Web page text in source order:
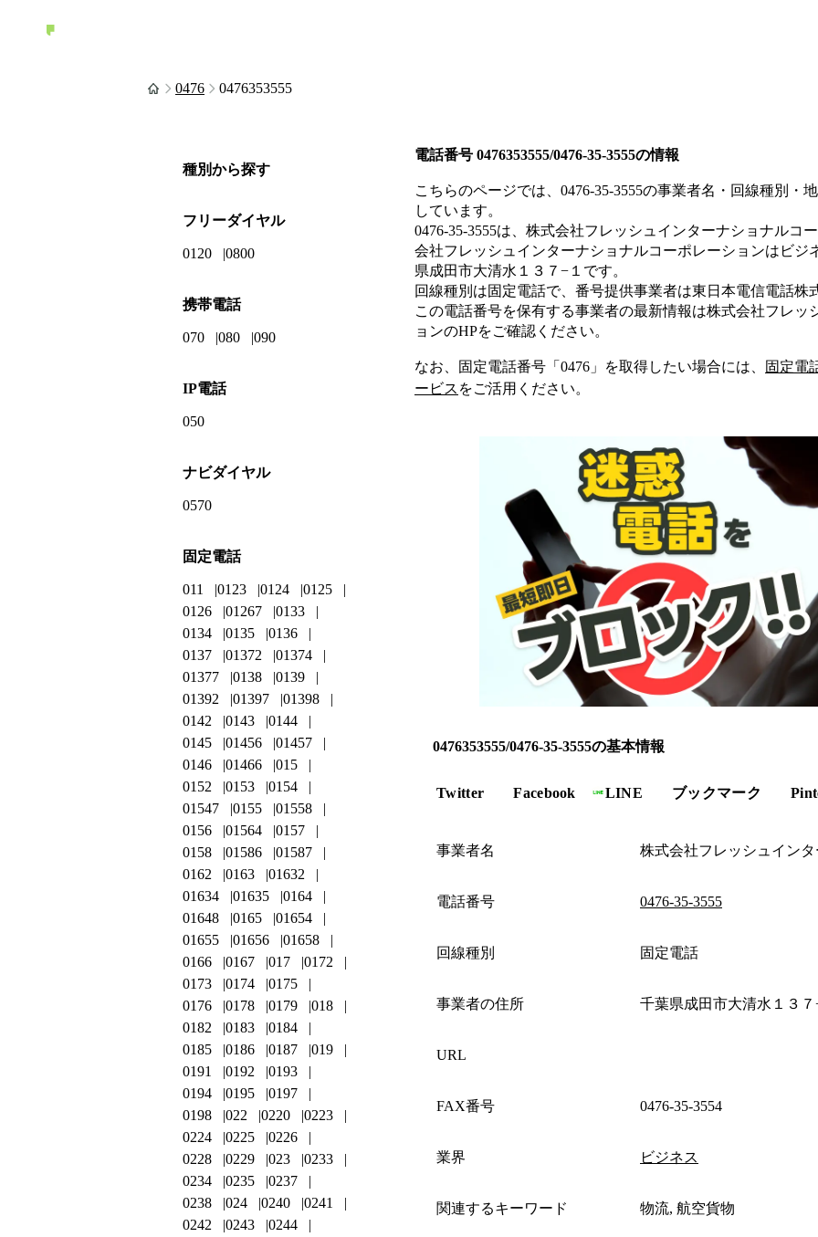
0476 0476353555
電話番号 0476353555/0476-35-3555の情報
こちらのページでは、 0476-35-3555の事業者名・回線種別・
しています。
0476-35-3555は、 株式会社フレッシュインターナショナルコ
会社フレッシュインターナショナルコーポレーションは ビジ
県成田市大清水１３７−１ です。
回線種別は固定電話で、番号提供事業者は東日本電信電話株
この電話番号を保有する事業者の最新情報は株式会社フレッ
ョンのHPをご確認ください。
なお、固定電話番号「 0476 」を取得したい場合には、 固定電
ービス をご活用ください。
0476353555/0476-35-3555の基本情報
Twitter Facebook LINE ブックマーク
事業者名 株式会社フレッシュイン
電話番号 0476-35-3555
回線種別 固定電話
事業者の住所 千葉県成田市大清水１３７
URL
FAX番号 0476-35-3554
業界 ビジネス
関連するキーワード 物流, 航空貨物
種別から探す
フリーダイヤル
0120 0800
携帯電話
070 080 090
IP電話
050
ナビダイヤル
0570
固定電話
011 0123 0124
0125
0126
01267
0133
0134
0135
0136
0137
01372
01374
01377
0138
0139
01392
01397
01398
0142
0143
0144
0145
01456
01457
0146
01466
015
0152
0153
0154
01547
0155
01558
0156
01564
0157
0158
01586
01587
0162
0163
01632
01634
01635
0164
01648
0165
01654
01655
01656
01658
0166
0167 017
0172
0173
0174
0175
0176
0178 0179
018
0182
0183
0184
0185
0186 0187
019
0191
0192
0193
0194
0195
0197
0198
022 0220
0223
0224
0225
0226
0228
0229 023
0233
0234
0235
0237
0238
024 0240
0241
0242
0243
0244